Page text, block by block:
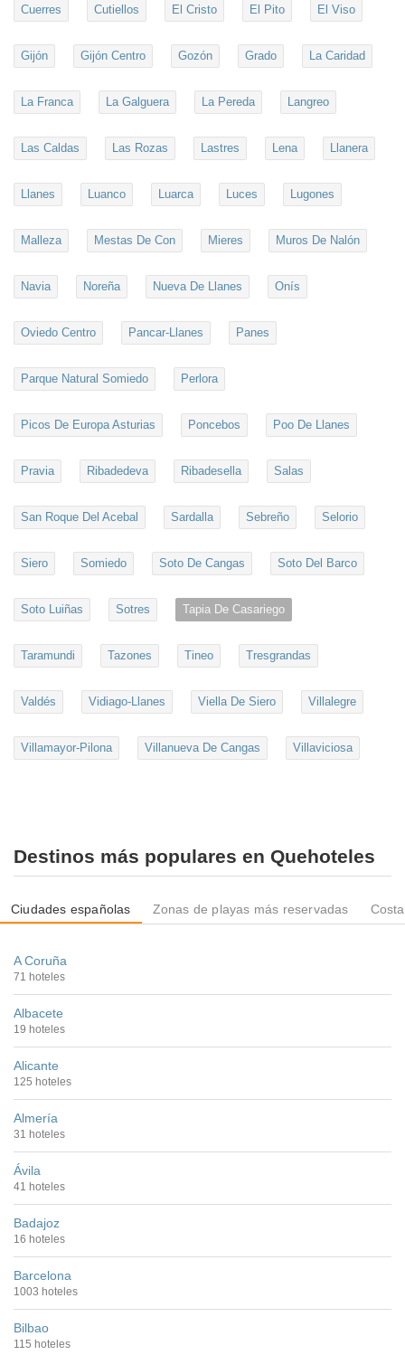
Cuerres Cutiellos El Cristo El Pito El Viso
Gijón Gijón Centro Gozón Grado La Caridad
La Franca La Galguera La Pereda Langreo
Las Caldas Las Rozas Lastres Lena Llanera
Llanes Luanco Luarca Luces Lugones
Malleza Mestas De Con Mieres Muros De Nalón
Navia Noreña Nueva De Llanes Onís
Oviedo Centro Pancar-Llanes Panes
Parque Natural Somiedo Perlora
Picos De Europa Asturias Poncebos Poo De Llanes
Pravia Ribadedeva Ribadesella Salas
San Roque Del Acebal Sardalla Sebreño Selorio
Siero Somiedo Soto De Cangas Soto Del Barco
Soto Luiñas Sotres Tapia De Casariego
Taramundi Tazones Tineo Tresgrandas
Valdés Vidiago-Llanes Viella De Siero Villalegre
Villamayor-Pilona Villanueva De Cangas Villaviciosa
Destinos más populares en Quehoteles
Ciudades españolas Zonas de playas más reservadas
A Coruña
71 hoteles
Albacete
19 hoteles
Alicante
125 hoteles
Almería
31 hoteles
Ávila
41 hoteles
Badajoz
16 hoteles
Barcelona
1003 hoteles
Bilbao
115 hoteles